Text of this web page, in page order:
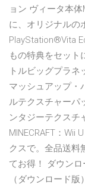
ョン ヴィータ本
に、オリジナルの
PlayStation®Vita
もの特典をセット
トルビッグプラ
マッシュアップ・
ルテクスチャーパ
ンタジーテクスチ
MINECRAFT：Wii
クスで。全品送料
てお得！ ダウンロ
（ダウンロード